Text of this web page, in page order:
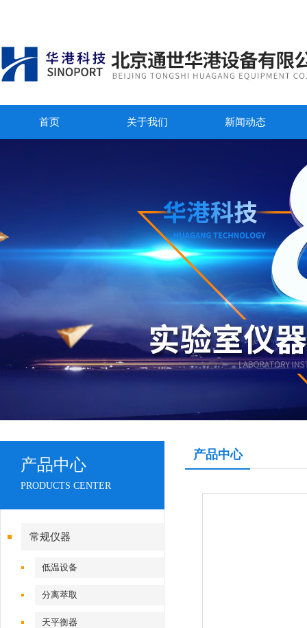
首页 关于我们 新闻动态
产品中心
PRODUCTS CENTER
常规仪器
低温设备
分离萃取
天平衡器
产品中心